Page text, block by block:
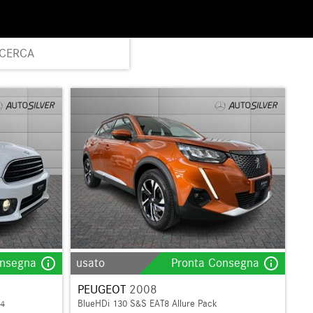
info_outline usato Pronta Consegna info_outline
PEUGEOT 2008
BlueHDi 130 S&S EAT8 Allure Pack